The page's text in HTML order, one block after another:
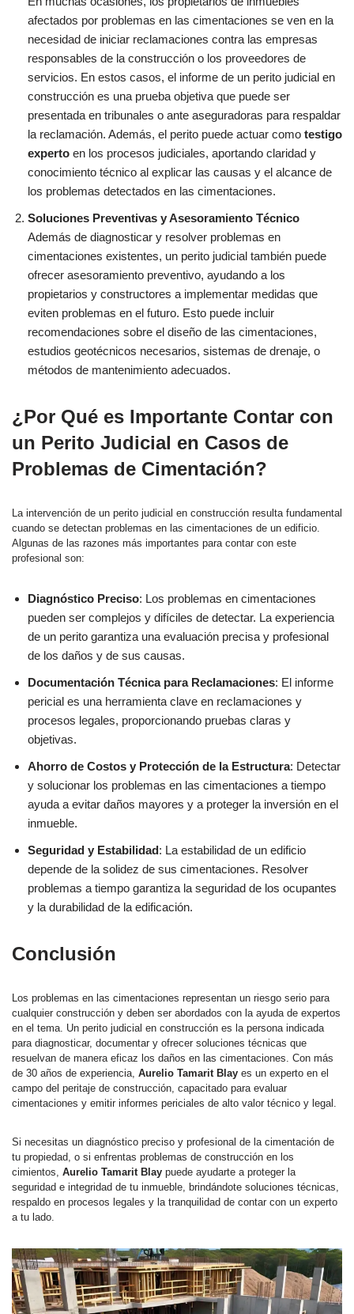
afectados por problemas en las cimentaciones se ven en la
necesidad de iniciar reclamaciones contra las empresas
responsables de la construcción o los proveedores de
servicios. En estos casos, el informe de un perito judicial en
construcción es una prueba objetiva que puede ser
presentada en tribunales o ante aseguradoras para respaldar
la reclamación. Además, el perito puede actuar como testigo
experto en los procesos judiciales, aportando claridad y
conocimiento técnico al explicar las causas y el alcance de
los problemas detectados en las cimentaciones.
Soluciones Preventivas y Asesoramiento Técnico
Además de diagnosticar y resolver problemas en
cimentaciones existentes, un perito judicial también puede
ofrecer asesoramiento preventivo, ayudando a los
propietarios y constructores a implementar medidas que
eviten problemas en el futuro. Esto puede incluir
recomendaciones sobre el diseño de las cimentaciones,
estudios geotécnicos necesarios, sistemas de drenaje, o
métodos de mantenimiento adecuados.
¿Por Qué es Importante Contar con
un Perito Judicial en Casos de
Problemas de Cimentación?
La intervención de un perito judicial en construcción resulta fundamental
cuando se detectan problemas en las cimentaciones de un edificio.
Algunas de las razones más importantes para contar con este
profesional son:
Diagnóstico Preciso: Los problemas en cimentaciones
pueden ser complejos y difíciles de detectar. La experiencia
de un perito garantiza una evaluación precisa y profesional
de los daños y de sus causas.
Documentación Técnica para Reclamaciones: El informe
pericial es una herramienta clave en reclamaciones y
procesos legales, proporcionando pruebas claras y
objetivas.
Ahorro de Costos y Protección de la Estructura: Detectar
y solucionar los problemas en las cimentaciones a tiempo
ayuda a evitar daños mayores y a proteger la inversión en el
inmueble.
Seguridad y Estabilidad: La estabilidad de un edificio
depende de la solidez de sus cimentaciones. Resolver
problemas a tiempo garantiza la seguridad de los ocupantes
y la durabilidad de la edificación.
Conclusión
Los problemas en las cimentaciones representan un riesgo serio para
cualquier construcción y deben ser abordados con la ayuda de expertos
en el tema. Un perito judicial en construcción es la persona indicada
para diagnosticar, documentar y ofrecer soluciones técnicas que
resuelvan de manera eficaz los daños en las cimentaciones. Con más
de 30 años de experiencia, Aurelio Tamarit Blay es un experto en el
campo del peritaje de construcción, capacitado para evaluar
cimentaciones y emitir informes periciales de alto valor técnico y legal.
Si necesitas un diagnóstico preciso y profesional de la cimentación de
tu propiedad, o si enfrentas problemas de construcción en los
cimientos, Aurelio Tamarit Blay puede ayudarte a proteger la
seguridad e integridad de tu inmueble, brindándote soluciones técnicas,
respaldo en procesos legales y la tranquilidad de contar con un experto
a tu lado.